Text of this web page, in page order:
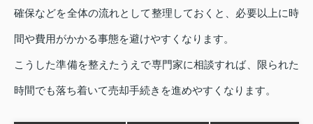
確保などを全体の流れとして整理しておくと、必要以上に時
間や費用がかかる事態を避けやすくなります。
こうした準備を整えたうえで専門家に相談すれば、限られた
時間でも落ち着いて売却手続きを進めやすくなります。